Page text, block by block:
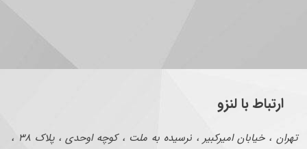
ارتباط با لنزو
تهران ، خیابان امیرکبیر ، نرسیده به ملت ، کوچه اوحدی ، پلاک ۳۸ ،